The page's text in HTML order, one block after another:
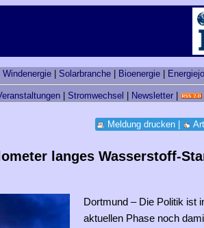
Solarbranche Bioenergie
Stromwechsel Newsletter
Meldung drucken
langes Wasserstoff-
Dortmund – Die Politik ist
aktuellen Phase noch